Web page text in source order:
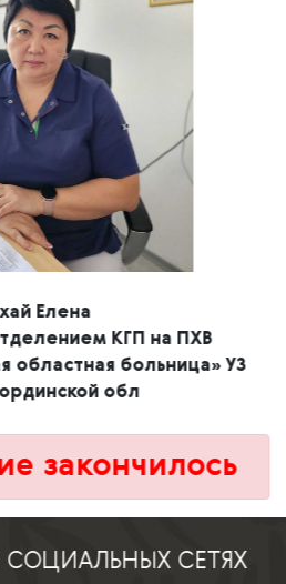
Елена
КГП на ПХВ
областная больница» УЗ
обл
закончилось
СОЦИАЛЬНЫХ СЕТЯХ